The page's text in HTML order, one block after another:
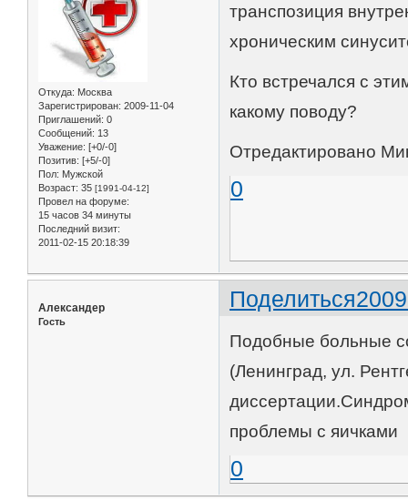
Откуда: Москва
Зарегистрирован: 2009-11-04
Приглашений: 0
Сообщений: 13
Уважение: [+0/-0]
Позитив: [+5/-0]
Пол: Мужской
Возраст: 35 [1991-04-12]
Провел на форуме:
15 часов 34 минуты
Последний визит:
2011-02-15 20:18:39
транспозиция
хроническим
Кто встречался с
какому поводу?
Отредактировано
0
Поделиться
Александер
Гость
Подобные больные
(Ленинград, ул.
проблемы с яичками
0